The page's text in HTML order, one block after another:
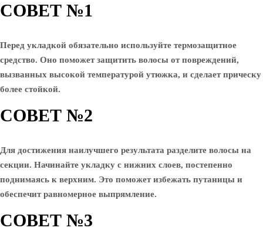
СОВЕТ №1
Перед укладкой обязательно используйте термозащитное
средство. Оно поможет защитить волосы от повреждений,
вызванных высокой температурой утюжка, и сделает прическу
более стойкой.
СОВЕТ №2
Для достижения наилучшего результата разделите волосы на
секции. Начинайте укладку с нижних слоев, постепенно
поднимаясь к верхним. Это поможет избежать путаницы и
обеспечит равномерное выпрямление.
СОВЕТ №3